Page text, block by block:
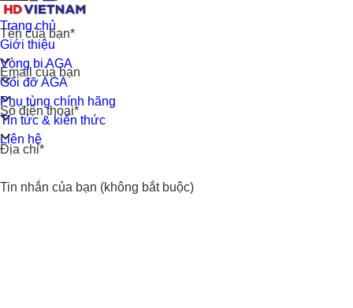
Tên của bạn*
Email của bạn
Số điện thoại*
Địa chỉ*
Tin nhắn của bạn (không bắt buộc)
Trang chủ
Giới thiệu
Vòng bi AGA
Gối đỡ AGA
Phụ tùng chính hãng
Tin tức & kiến thức
Liên hệ